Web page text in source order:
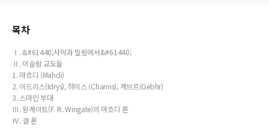
iction of the Mahdi by Sienkiewicz is quite different from what the English hist
sh Army during the Mahdist revolt and describes that the Mahdi 'bore externally
all the marks of a well-bred gentleman' and that his preaching is really persuasi
ve. This contrast is quite noteworthy as it illustrates Sienkiewicz’s attitude towa
rds and description of the Muslims in his novel.
목차
Ⅰ. &#61440;사막과 밀림에서&#61440;
Ⅱ. 이슬람 교도들
1. 마흐디 (Mahdi)
2. 이드리스(Idrys), 하미스 (Chamis), 게브르(Gebhr)
3. 스마인 부대
Ⅲ. 윙게이트(F. R. Wingate)의 마흐디 론
Ⅳ. 결 론